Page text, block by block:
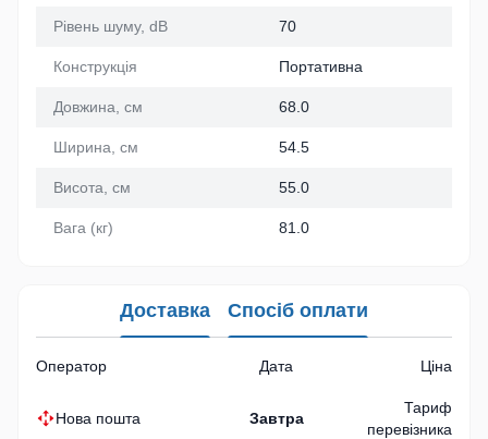
Рівень шуму, dB 70
Конструкція Портативна
Довжина, см 68.0
Ширина, см 54.5
Висота, см 55.0
Вага (кг) 81.0
Доставка Спосіб оплати
Оператор Дата Ціна
Нова пошта Завтра
Тариф
перевізника